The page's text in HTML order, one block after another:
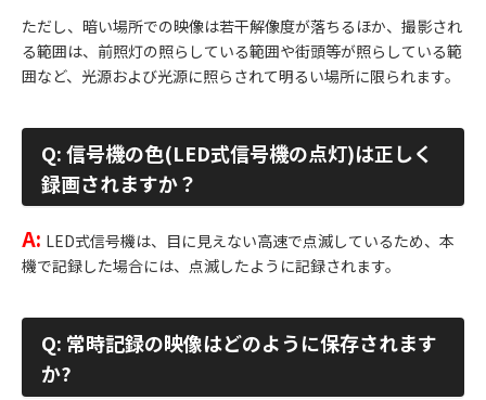
ただし、暗い場所での映像は若干解像度が落ちるほか、撮影され
る範囲は、前照灯の照らしている範囲や街頭等が照らしている範
囲など、光源および光源に照らされて明るい場所に限られます。
Q: 信号機の色(LED式信号機の点灯)は正しく
録画されますか？
A: LED式信号機は、目に見えない高速で点滅しているため、本
機で記録した場合には、点滅したように記録されます。
Q: 常時記録の映像はどのように保存されます
か?